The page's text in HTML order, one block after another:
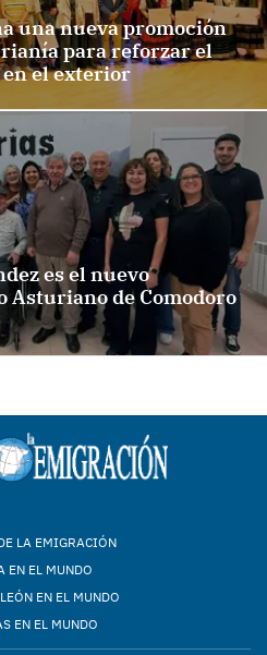
una nueva promoción
para reforzar el
el exterior
es el nuevo
Asturiano de Comodoro
LA EMIGRACIÓN
EN EL MUNDO
EN EL MUNDO
EN EL MUNDO